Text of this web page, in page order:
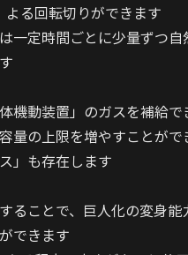
よる回転切りができます
一定時間ごとに少量ずつ自
体機動装置」のガスを補給で
量の上限を増やすことがで
」も存在します
ることで、巨人化の変身能
できます